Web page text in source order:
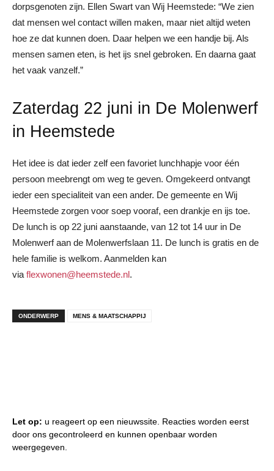
dorpsgenoten zijn. Ellen Swart van Wij Heemstede: “We zien
dat mensen wel contact willen maken, maar niet altijd weten
hoe ze dat kunnen doen. Daar helpen we een handje bij. Als
mensen samen eten, is het ijs snel gebroken. En daarna gaat
het vaak vanzelf.”
Zaterdag 22 juni in De Molenwerf
in Heemstede
Het idee is dat ieder zelf een favoriet lunchhapje voor één
persoon meebrengt om weg te geven. Omgekeerd ontvangt
ieder een specialiteit van een ander. De gemeente en Wij
Heemstede zorgen voor soep vooraf, een drankje en ijs toe.
De lunch is op 22 juni aanstaande, van 12 tot 14 uur in De
Molenwerf aan de Molenwerfslaan 11. De lunch is gratis en de
hele familie is welkom. Aanmelden kan
via flexwonen@heemstede.nl.
ONDERWERP MENS & MAATSCHAPPIJ
Let op: u reageert op een nieuwssite. Reacties worden eerst
door ons gecontroleerd en kunnen openbaar worden
weergegeven.